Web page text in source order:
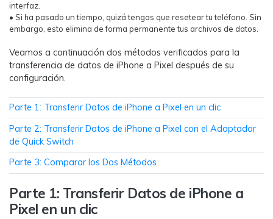
PC.
Apps
Mutsapper (Alias: Wutsapper)
Transfiere datos de WhatsApp y
WhatsApp Business sin restablecer los
MobileTrans App
Transfiere datos del teléfono, de
WhatsApp y archivos entre dispositivos
interfaz.
• Si ha pasado un tiempo, quizá tengas que resetear tu teléfono. Sin
embargo, esto elimina de forma permanente tus archivos de datos.
Veamos a continuación dos métodos verificados para la
transferencia de datos de iPhone a Pixel después de su
configuración.
Parte 1: Transferir Datos de iPhone a Pixel en un clic
Parte 2: Transferir Datos de iPhone a Pixel con el Adaptador
de Quick Switch
Parte 3: Comparar los Dos Métodos
Parte 1: Transferir Datos de iPhone a
Pixel en un clic